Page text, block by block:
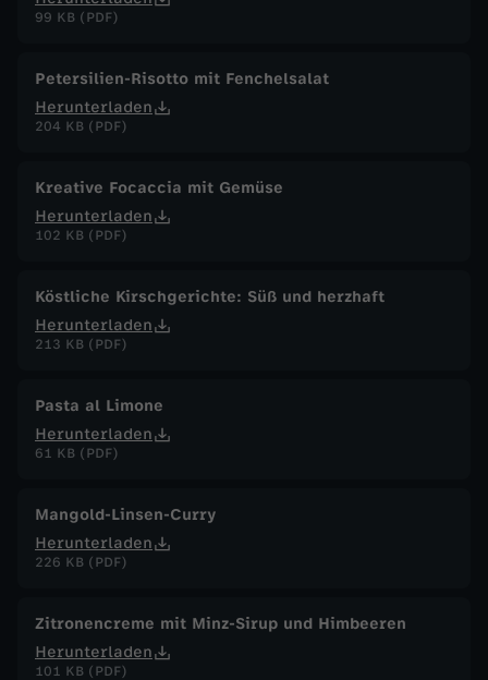
b
e
r
2
0
2
4
99 KB (PDF)
Petersilien-Risotto mit Fenchelsalat
Herunterladen
204 KB (PDF)
Kreative Focaccia mit Gemüse
Herunterladen
102 KB (PDF)
Köstliche Kirschgerichte: Süß und herzhaft
Herunterladen
213 KB (PDF)
Pasta al Limone
Herunterladen
61 KB (PDF)
Mangold-Linsen-Curry
Herunterladen
226 KB (PDF)
Zitronencreme mit Minz-Sirup und Himbeeren
Herunterladen
101 KB (PDF)